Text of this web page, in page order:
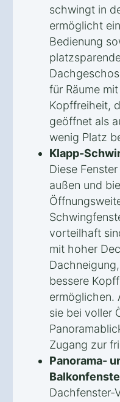
schwingt in
ermöglicht
Bedienung
für Räume
Kopffreiheit,
geöffnet als
wenig Platz
Klapp-
Diese
außen und
vorteilhaft
mit hoher
bessere
ermöglichen.
sie bei voller
Zugang zur
Panorama-
Dachfenster-